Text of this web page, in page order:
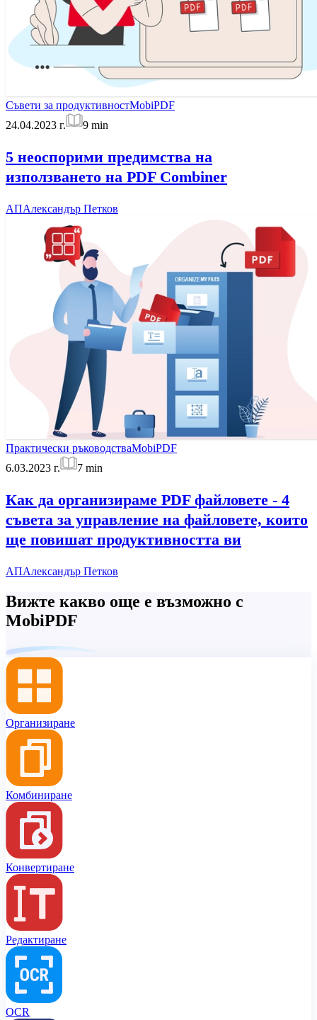
Съвети за продуктивностMobiPDF
24.04.2023 г.
9 min
5 неоспорими предимства на
използването на PDF Combiner
АПАлександър Петков
Практически ръководстваMobiPDF
6.03.2023 г.
7 min
Как да организираме PDF файловете - 4
съвета за управление на файловете, които
ще повишат продуктивността ви
АПАлександър Петков
Вижте какво още е възможно с
MobiPDF
Организиране
Комбиниране
Конвертиране
Редактиране
OCR